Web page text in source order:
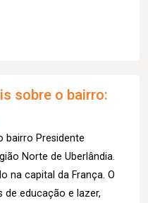
sobre o bairro:
bairro Presidente
Norte de Uberlândia.
na capital da França. O
educação e lazer,